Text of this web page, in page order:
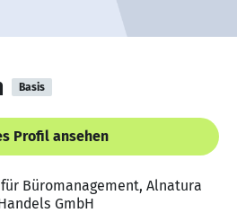
Basis
Profil ansehen
für Büromanagement, Alnatura
GmbH